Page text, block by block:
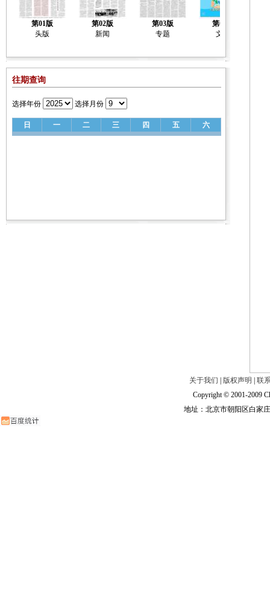
第01版
头版
第02版
新闻
第03版
专题
第04版
文化
往期查询
选择年份 选择月份
日 一 二 三 四 五 六
关于我们 版权声明
联
Copyright © 2001-2009
地址：北京市朝阳区白家